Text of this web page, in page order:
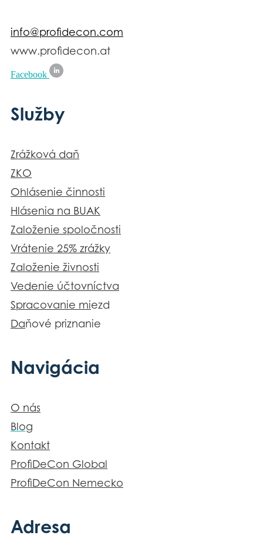
info@profidecon.com
www.profidecon.at
Facebook
Služby
Zrážková daň
ZKO
Ohlásenie činnosti
Hlásenia na BUAK
Založenie spoločnosti
Vrátenie 25% zrážky
Založenie živnosti
Vedenie účtovníctva
Spracovanie miezd
Daňové priznanie
Navigácia
O nás
Blog
Kontakt
ProfiDeCon Global
ProfiDeCon Nemecko
Adresa